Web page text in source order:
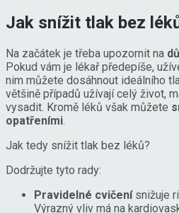
Jak snížit tlak bez
Na začátek je třeba upozornit na
Pokud vám je lékař předepíše,
nim můžete dosáhnout ideálního
většině případů užívají celý život,
vysadit. Kromě léků však můžete
opatřeními.
Jak tedy snížit tlak bez léků?
Dodržujte tyto rady:
Pravidelné cvičenísnižuje
Výrazný vliv má na